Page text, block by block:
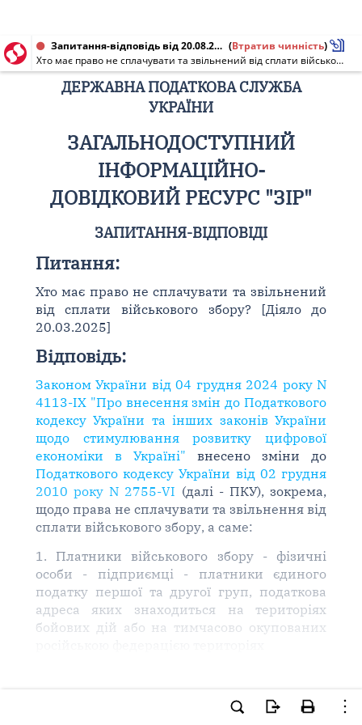
Запитання-відповідь від 20.08.2025 (Втратив чинність)
Хто має право не сплачувати та звільнений від сплати військового збору? [Діяло до 20.03.2025]
ДЕРЖАВНА ПОДАТКОВА СЛУЖБА
УКРАЇНИ
ЗАГАЛЬНОДОСТУПНИЙ
ІНФОРМАЦІЙНО-
ДОВІДКОВИЙ РЕСУРС "ЗІР"
ЗАПИТАННЯ-ВІДПОВІДІ
Питання:
Хто має право не сплачувати та звільнений
від сплати військового збору? [Діяло до
20.03.2025]
Відповідь:
Законом України від 04 грудня 2024 року N
4113-IX "Про внесення змін до Податкового
кодексу України та інших законів України
щодо стимулювання розвитку цифрової
економіки в Україні" внесено зміни до
Податкового кодексу України від 02 грудня
2010 року N 2755-VI (далі - ПКУ), зокрема,
щодо права не сплачувати та звільнення від
сплати військового збору, а саме:
1. Платники військового збору - фізичні
особи - підприємці - платники єдиного
податку першої та другої груп, податкова
адреса яких знаходиться на територіях
бойових дій або на тимчасово окупованих